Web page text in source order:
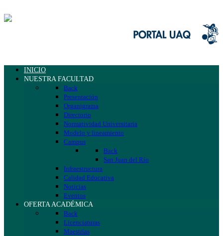
INICIO
NUESTRA FACULTAD
Back
Presentación
Organigrama
Directorio
Normatividad Universitaria
Modelo y lineamiento
Campus
Back
San Juan del Río
Infraestructura
Calidad Educativa
Noticias
Eventos
OFERTA ACADÉMICA
Back
Licenciaturas
Maestrías